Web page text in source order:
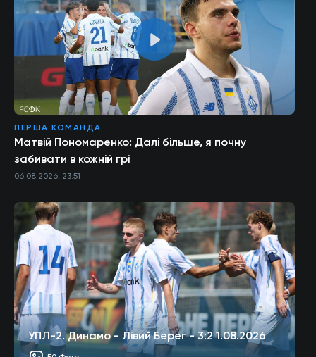
ПЕРША КОМАНДА
Матвій Пономаренко: Далі більше, я почну
забивати в кожній грі
06.08.2026, 23:51
УПЛ-2. Динамо - Лівий Берег - 3:2 1.08.2026